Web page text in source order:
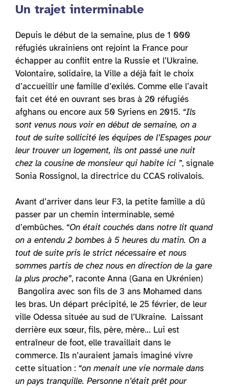
Un trajet interminable
Depuis le début de la semaine, plus de 1 000
réfugiés ukrainiens ont rejoint la France pour
échapper au conflit entre la Russie et l’Ukraine.
Volontaire, solidaire, la Ville a déjà fait le choix
d’accueillir une famille d’exilés. Comme elle l’avait
fait cet été en ouvrant ses bras à 20 réfugiés
afghans ou encore aux 50 Syriens en 2015. “Ils
sont venus nous voir en début de semaine, on a
tout de suite sollicité les équipes de l’Espages pour
leur trouver un logement, ils ont passé une nuit
chez la cousine de monsieur qui habite ici ”, signale
Sonia Rossignol, la directrice du CCAS rolivalois.
Avant d’arriver dans leur F3, la petite famille a dû
passer par un chemin interminable, semé
d’embûches. “On était couchés dans notre lit quand
on a entendu 2 bombes à 5 heures du matin. On a
tout de suite pris le strict nécessaire et nous
sommes partis de chez nous en direction de la gare
la plus proche”, raconte Anna (Gana en Ukrénien)
Bangolira avec son fils de 3 ans Mohamed dans
les bras. Un départ précipité, le 25 février, de leur
ville Odessa située au sud de l’Ukraine. Laissant
derrière eux sœur, fils, père, mère… Lui est
entraîneur de foot, elle travaillait dans le
commerce. Ils n’auraient jamais imaginé vivre
cette situation : “on menait une vie normale dans
un pays tranquille. Personne n’était prêt pour